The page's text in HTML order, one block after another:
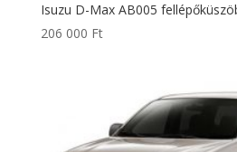
Isuzu D-Max AB005
206 000 Ft